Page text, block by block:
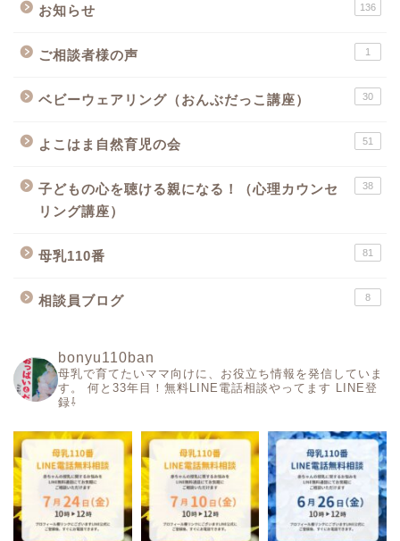
お知らせ 136
ご相談者様の声 1
ベビーウェアリング（おんぶだっこ講座） 30
よこはま自然育児の会 51
子どもの心を聴ける親になる！（心理カウンセ
リング講座）
38
母乳110番 81
相談員ブログ 8
bonyu110ban
母乳で育てたいママ向けに、お役立ち情報を発信していま
す。
何と33年目！無料LINE電話相談やってます LINE登
録⇩